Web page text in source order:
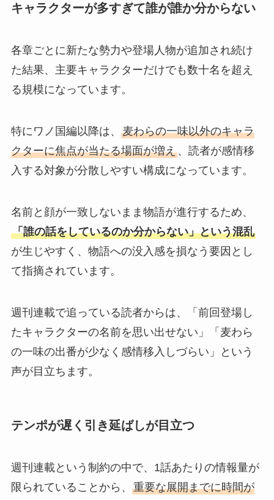
キャラクターが多すぎて誰が誰か分からない
各章ごとに新たな勢力や登場人物が追加され続け
た結果、主要キャラクターだけでも数十名を超え
る規模になっています。
特にワノ国編以降は、 麦わらの一味以外のキャラ
クターに焦点が当たる場面が増え、読者が感情移
入する対象が分散しやすい構成になっています。
名前と顔が一致しないまま物語が進行するため、
「誰の話をしているのか分からない」という混乱
が生じやすく、物語への没入感を損なう要因とし
て指摘されています。
週刊連載で追っている読者からは、「前回登場し
たキャラクターの名前を思い出せない」「麦わら
の一味の出番が少なく感情移入しづらい」という
声が目立ちます。
テンポが遅く引き延ばしが目立つ
週刊連載という制約の中で、1話あたりの情報量が
限られていることから、 重要な展開までに時間が